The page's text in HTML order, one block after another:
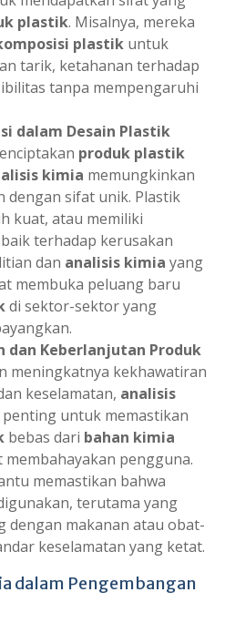
plastik. Misalnya, mereka
plastik untuk
tarik, ketahanan terhadap
tanpa mempengaruhi
dalam Desain Plastik
produk plastik
kimia memungkinkan
dengan sifat unik. Plastik
kuat, atau memiliki
terhadap kerusakan
dan analisis kimia yang
membuka peluang baru
di sektor-sektor yang
dan Keberlanjutan Produk
meningkatnya kekhawatiran
keselamatan, analisis
untuk memastikan
bebas dari bahan kimia
pengguna.
memastikan bahwa
terutama yang
dengan makanan atau obat-
keselamatan yang ketat.
dalam Pengembangan